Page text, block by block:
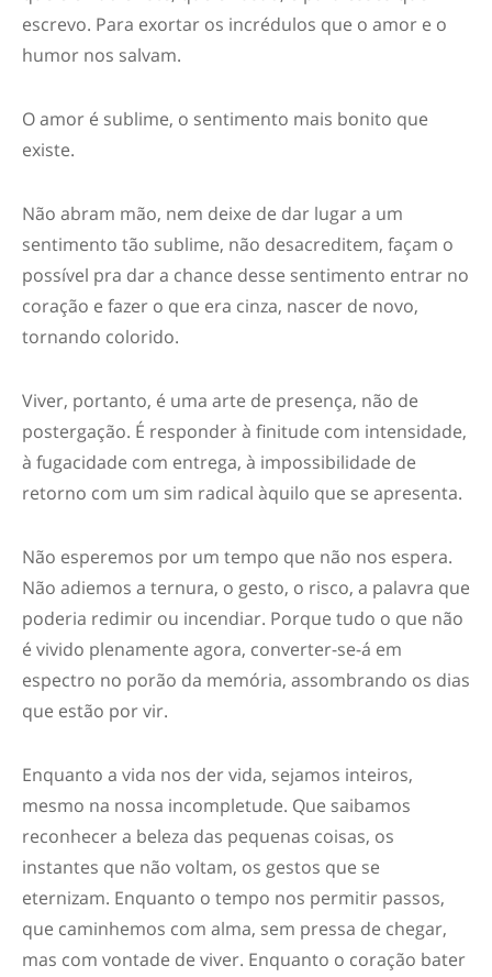
escrevo. Para exortar os incrédulos que o amor e o
humor nos salvam.
O amor é sublime, o sentimento mais bonito que
existe.
Não abram mão, nem deixe de dar lugar a um
sentimento tão sublime, não desacreditem, façam o
possível pra dar a chance desse sentimento entrar no
coração e fazer o que era cinza, nascer de novo,
tornando colorido.
Viver, portanto, é uma arte de presença, não de
postergação. É responder à finitude com intensidade,
à fugacidade com entrega, à impossibilidade de
retorno com um sim radical àquilo que se apresenta.
Não esperemos por um tempo que não nos espera.
Não adiemos a ternura, o gesto, o risco, a palavra que
poderia redimir ou incendiar. Porque tudo o que não
é vivido plenamente agora, converter-se-á em
espectro no porão da memória, assombrando os dias
que estão por vir.
Enquanto a vida nos der vida, sejamos inteiros,
mesmo na nossa incompletude. Que saibamos
reconhecer a beleza das pequenas coisas, os
instantes que não voltam, os gestos que se
eternizam. Enquanto o tempo nos permitir passos,
que caminhemos com alma, sem pressa de chegar,
mas com vontade de viver. Enquanto o coração bater